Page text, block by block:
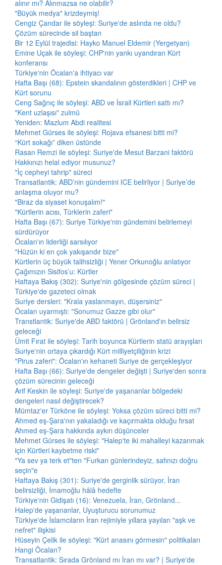
alınır mı? Alınmazsa ne olabilir?
"Büyük medya" krizdeymiş!
Cengiz Çandar ile söyleşi: Suriye'de aslında ne oldu?
Çözüm sürecinde sil baştan
Bir 12 Eylül trajedisi: Hayko Manuel Eldemir (Yergetyan)
Emine Uçak ile söyleşi: CHP'nin yankı uyandıran Kürt
konferansı
Türkiye'nin Öcalan'a ihtiyacı var
Hafta Başı (68): Epstein skandalının gösterdikleri | CHP ve
Kürt sorunu
Ceng Sağnıç ile söyleşi: ABD ve İsrail Kürtleri sattı mı?
"Kent uzlaşısı" zulmü
Yeniden: Mazlum Abdi realitesi
Mehmet Gürses ile söyleşi: Rojava efsanesi bitti mi?
“Kürt sokağı” diken üstünde
Rasan Remzi ile söyleşi: Suriye'de Mesut Barzani faktörü
Hakkınızı helal ediyor musunuz?
"İç cepheyi tahrip" süreci
Transatlantik: ABD’nin gündemini ICE belirliyor | Suriye’de
anlaşma oluyor mu?
"Biraz da siyaset konuşalım!"
"Kürtlerin acısı, Türklerin zaferi"
Hafta Başı (67): Suriye Türkiye'nin gündemini belirlemeyi
sürdürüyor
Öcalan'ın liderliği sarsılıyor
"Hüzün ki en çok yakışandır bize"
Kürtlerin üç büyük talihsizliği | Yener Orkunoğlu anlatıyor
Çağımızın Sisifos’u: Kürtler
Haftaya Bakış (302): Suriye'nin gölgesinde çözüm süreci |
Türkiye'de gazeteci olmak
Suriye dersleri: "Krala yaslanmayın, düşersiniz"
Öcalan uyarmıştı: "Sonumuz Gazze gibi olur"
Transtlantik: Suriye'de ABD faktörü | Grönland'ın belirsiz
geleceği
Ümit Fırat ile söyleşi: Tarih boyunca Kürtlerin statü arayışları
Suriye'nin ortaya çıkardığı Kürt milliyetçiliğinin krizi
"Pirus zaferi": Öcalan'ın kehaneti Suriye de gerçekleşiyor
Hafta Başı (66): Suriye'de dengeler değişti | Suriye'den sonra
çözüm sürecinin geleceği
Arif Keskin ile söyleşi: Suriye'de yaşananlar bölgedeki
dengeleri nasıl değiştirecek?
Mümtaz'er Türköne ile söyleşi: Yoksa çözüm süreci bitti mi?
Ahmed eş-Şara'nın yakaladığı ve kaçırmakta olduğu fırsat
Ahmed eş-Şara hakkında aykırı düşünceler
Mehmet Gürses ile söyleşi: "Halep'te iki mahalleyi kazanmak
için Kürtleri kaybetme riski"
"Ya sev ya terk et"ten "Furkan günlerindeyiz, safınızı doğru
seçin"e
Haftaya Bakış (301): Suriye'de gerginlik sürüyor, İran
belirsizliği, İmamoğlu hâlâ hedefte
Türkiye'nin Gidişatı (16): Venezuela, İran, Grönland...
Halep'de yaşananlar, Uyuşturucu sorunumuz
Türkiye'de İslamcıların İran rejimiyle yıllara yayılan "aşk ve
nefret" ilişkisi
Hüseyin Çelik ile söyleşi: "Kürt anasını görmesin" politikaları
Hangi Öcalan?
Transatlantik: Sırada Grönland mı İran mı var? | Suriye'de